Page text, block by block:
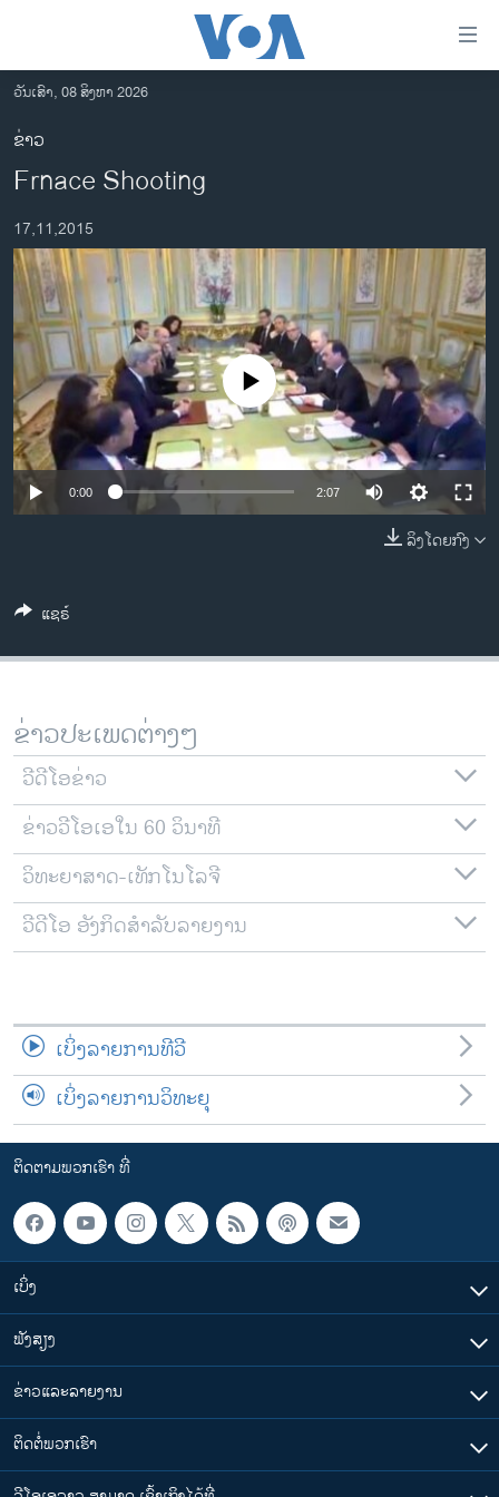
ເຂົ້າ
ຫາ
ຂ້າມ
ຂ້າມ
ໄປ
ຫາ
ຊອກ
ຄົ້ນ
ອາເມຣິກາ
ການເລືອກຕັ້ງ ປະທານາທີບໍດີ ສະຫະລັດ 2024
ຂ່າວ​ຈີນ
ໂລກ
ເອເຊຍ
ອິດສະຫຼະພາບດ້ານການຂ່າວ
ຊີວິດຊາວລາວ
ຊຸມຊົນຊາວລາວ
ວິທະຍາສາດ-ເທັກໂນໂລຈີ
ພາສາອັງກິດ
ລາຍການກະຈາຍສຽງ
ລາຍງານ
ຕິດຕາມພວກເຮົາ ທີ່
ພາສາຕ່າງໆ
ວັນເສົາ, 08 ສິງຫາ 2026
ຂ່າວ
Frnace Shooting
17,11,2015
No media source currently available
0:00 2:07
ລິງໂດຍກົງ
ແຊຣ໌
ຂ່າວປະເພດຕ່າງໆ
ວີດີໂອຂ່າວ
ຂ່າວວີໂອເອໃນ 60 ວິນາທີ
ວິທະຍາສາດ-ເທັກໂນໂລຈີ
ວີດີໂອ ອັງກິດສຳລັບລາຍງານ
ເບິ່ງລາຍການທີວີ
ເບິ່ງລາຍການວິທະຍຸ
ຕິດຕາມພວກເຮົາ ທີ່
ເບິ່ງ
ຟັງສຽງ
ຂ່າວແລະລາຍງານ
ຕິດຕໍ່ພວກເຮົາ